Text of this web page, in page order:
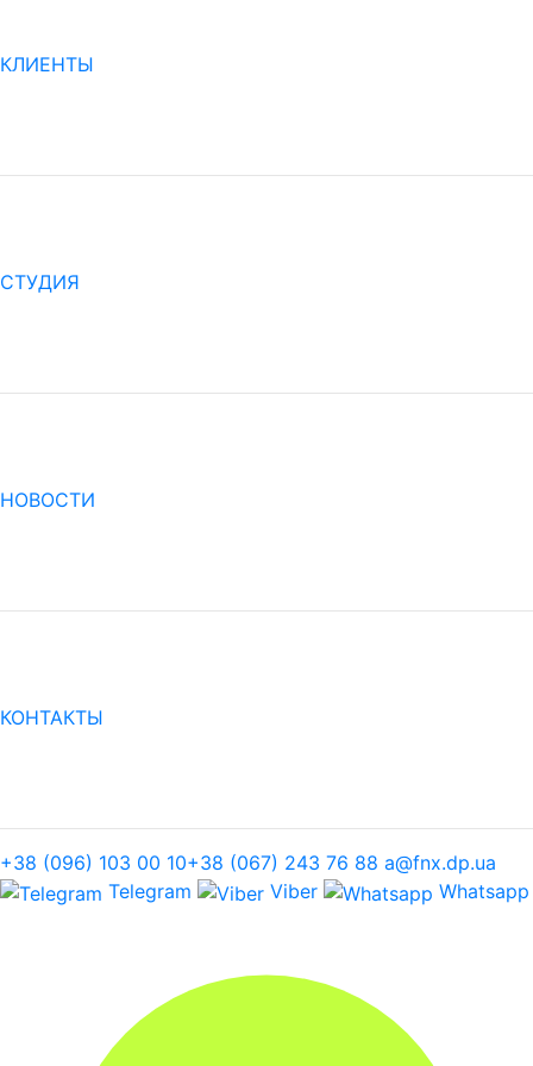
КЛИЕНТЫ
СТУДИЯ
НОВОСТИ
КОНТАКТЫ
+38 (096) 103 00 10+38 (067) 243 76 88 a@fnx.dp.ua
Telegram
Viber Whatsapp